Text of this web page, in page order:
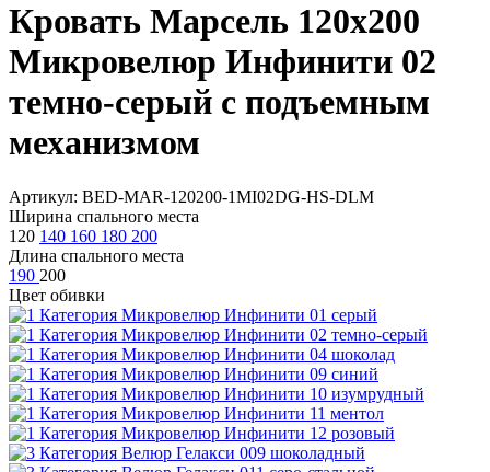
Кровать Марсель 120х200
Микровелюр Инфинити 02
темно-серый с подъемным
механизмом
Артикул: BED-MAR-120200-1MI02DG-HS-DLM
Ширина спального места
120 140 160 180 200
Длина спального места
190 200
Цвет обивки